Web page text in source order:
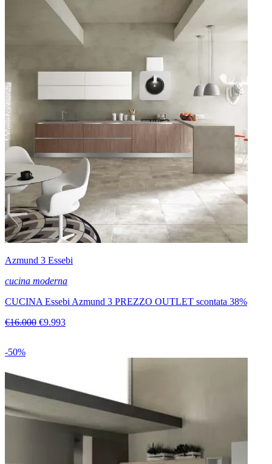
Azmund 3 Essebi
cucina moderna
CUCINA Essebi Azmund 3 PREZZO OUTLET scontata 38%
€16.000 €9.993
-50%